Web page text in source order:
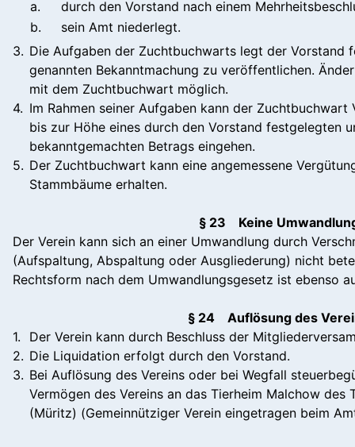
a.
durch den Vorstand nach einem
b.
sein Amt niederlegt.
3. Die Aufgaben der Zuchtbuchwarts legt der Vorstand
genannten Bekanntmachung zu veröffentlichen.
mit dem Zuchtbuchwart möglich.
4. Im Rahmen seiner Aufgaben kann der
bis zur Höhe eines durch den Vorstand festgelegten
bekanntgemachten Betrags eingehen.
5. Der Zuchtbuchwart kann eine angemessene
Stammbäume erhalten.
§ 23 Keine
Der Verein kann sich an einer Umwandlung durch
(Aufspaltung, Abspaltung oder Ausgliederung) nicht
Rechtsform nach dem Umwandlungsgesetz ist ebenso
§ 24 Auflösung des
1.
Der Verein kann durch Beschluss der
2. Die Liquidation erfolgt durch den Vorstand.
3. Bei Auflösung des Vereins oder bei Wegfall
Vermögen des Vereins an das Tierheim Malchow des
(Müritz) (Gemeinnütziger Verein eingetragen beim